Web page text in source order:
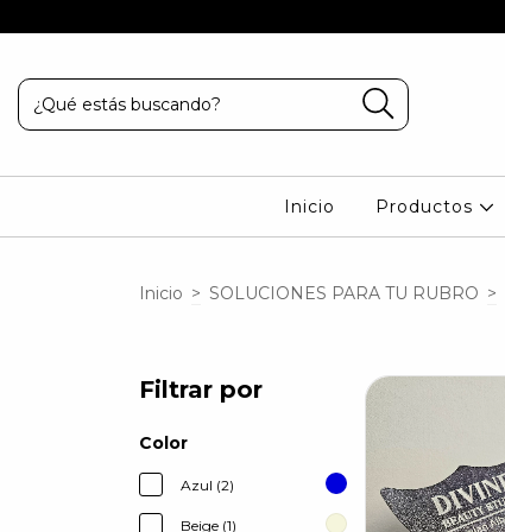
Inicio Productos
Inicio > SOLUCIONES PARA TU RUBRO >
Filtrar por
Color
Azul (2)
Beige (1)